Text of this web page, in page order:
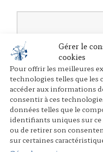
Gérer le
cookies
Pour offrir les meilleures
technologies telles que les
accéder aux informations
consentir à ces
données telles que le
identifiants uniques sur
ou de retirer son
sur certaines